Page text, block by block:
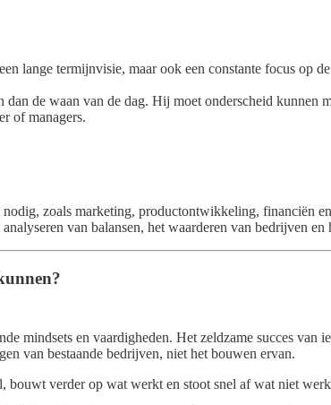
lange termijnvisie, maar ook een constante focus op
de waan van de dag. Hij moet onderscheid
of managers.
nodig, zoals marketing, productontwikkeling, financiën
van balansen, het waarderen van bedrijven en
mindsets en vaardigheden. Het zeldzame succes
van bestaande bedrijven, niet het bouwen ervan.
verder op wat werkt en stoot snel af wat niet